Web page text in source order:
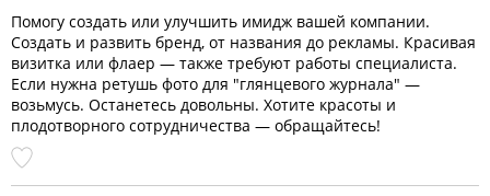
Помогу создать или улучшить имидж вашей компании.
Создать и развить бренд, от названия до рекламы. Красивая
визитка или флаер — также требуют работы специалиста.
Если нужна ретушь фото для "глянцевого журнала" —
возьмусь. Останетесь довольны. Хотите красоты и
плодотворного сотрудничества — обращайтесь!